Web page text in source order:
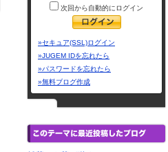
次回から自動的にログイン
»セキュア(SSL)ログイン
»JUGEM IDを忘れたら
»パスワードを忘れたら
»無料ブログ作成